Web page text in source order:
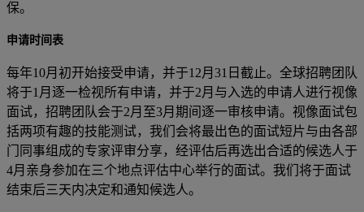
保。
申请时间表
每年10月初开始接受申请，并于12月31日截止。全球招聘团队
将于1月逐一检视所有申请，并于2月与入选的申请人进行视像
面试，招聘团队会于2月至3月期间逐一审核申请。视像面试包
括两项有趣的技能测试，我们会将最出色的面试短片与由各部
门同事组成的专家评审分享，经评估后再选出合适的候选人于
4月亲身参加在三个地点评估中心举行的面试。我们将于面试
结束后三天内决定和通知候选人。